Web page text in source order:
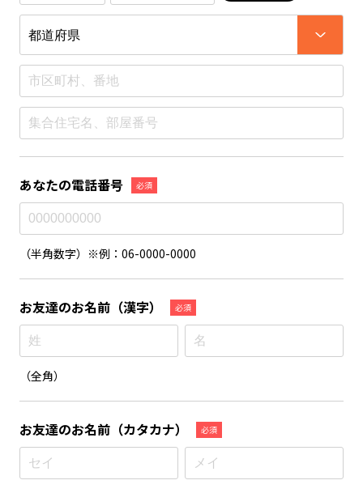
あなたの電話番号 必須
（半角数字）※例：06-0000-0000
お友達のお名前 （漢字） 必須
（全角）
お友達のお名前 （カタカナ） 必須